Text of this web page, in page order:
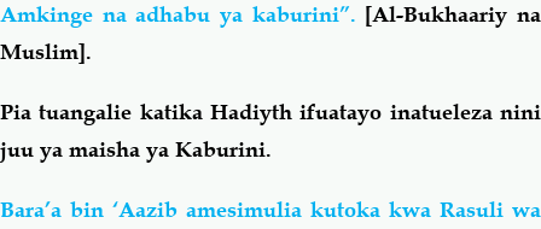
Amkinge na adhabu ya kaburini”. [Al-Bukhaariy na
Muslim].
Pia tuangalie katika Hadiyth ifuatayo inatueleza nini
juu ya maisha ya Kaburini.
Bara’a bin ‘Aazib amesimulia kutoka kwa Rasuli wa